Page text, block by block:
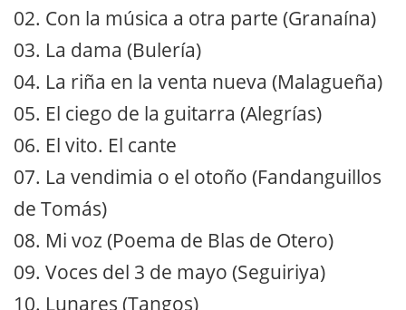
02. Con la música a otra parte (Granaína)
03. La dama (Bulería)
04. La riña en la venta nueva (Malagueña)
05. El ciego de la guitarra (Alegrías)
06. El vito. El cante
07. La vendimia o el otoño (Fandanguillos
de Tomás)
08. Mi voz (Poema de Blas de Otero)
09. Voces del 3 de mayo (Seguiriya)
10. Lunares (Tangos)